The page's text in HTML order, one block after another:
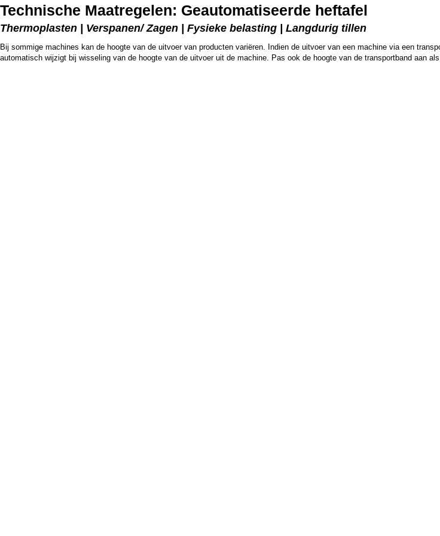
Technische Maatregelen: Geautomatiseerde heftafel
Thermoplasten | Verspanen/ Zagen | Fysieke belasting | Langdurig tillen
Bij sommige machines kan de hoogte van de uitvoer van producten variëren. Indien de uitvoer van een machine via een
automatisch wijzigt bij wisseling van de hoogte van de uitvoer uit de machine. Pas ook de hoogte van de transportband aan